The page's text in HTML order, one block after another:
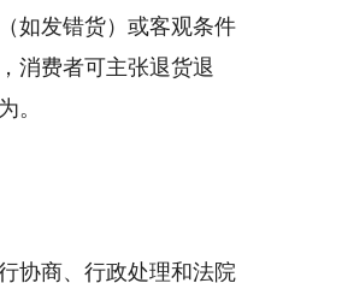
如发错货）或客观条件
消费者可主张退货退
。
协商、行政处理和法院